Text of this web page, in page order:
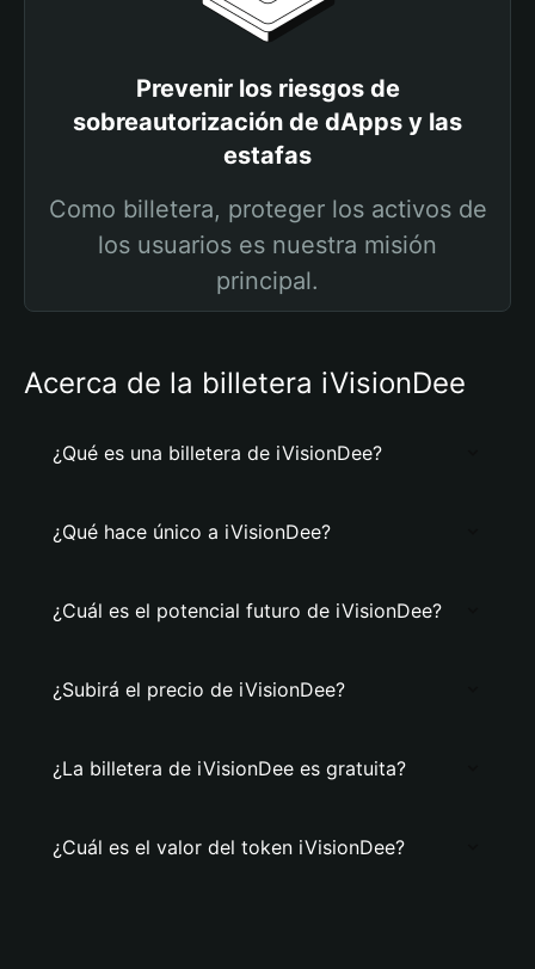
Prevenir los riesgos de
sobreautorización de dApps y las
estafas
Como billetera, proteger los activos de
los usuarios es nuestra misión
principal.
Acerca de la billetera iVisionDee
¿Qué es una billetera de iVisionDee?
¿Qué hace único a iVisionDee?
¿Cuál es el potencial futuro de iVisionDee?
¿Subirá el precio de iVisionDee?
¿La billetera de iVisionDee es gratuita?
¿Cuál es el valor del token iVisionDee?